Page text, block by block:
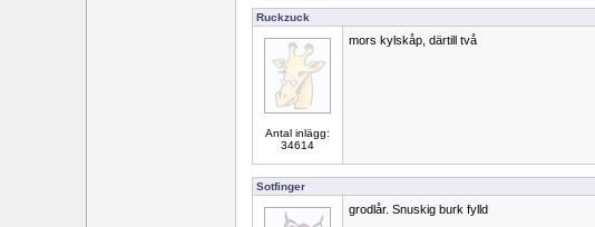
Ruckzuck
Antal inlägg:
34614
mors kylskåp, därtill två
Sotfinger
grodlår. Snuskig burk fylld